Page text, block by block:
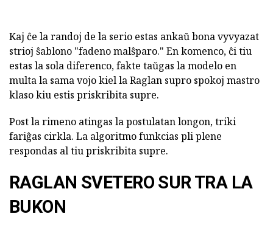
Kaj ĉe la randoj de la serio estas ankaŭ bona vyvyazat
strioj ŝablono "fadeno malŝparo." En komenco, ĉi tiu
estas la sola diferenco, fakte taŭgas la modelo en
multa la sama vojo kiel la Raglan supro spokoj mastro
klaso kiu estis priskribita supre.
Post la rimeno atingas la postulatan longon, triki
fariĝas cirkla. La algoritmo funkcias pli plene
respondas al tiu priskribita supre.
RAGLAN SVETERO SUR TRA LA
BUKON